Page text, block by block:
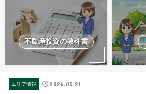
不動産投資の教科書
エリア情報 2026.05.21